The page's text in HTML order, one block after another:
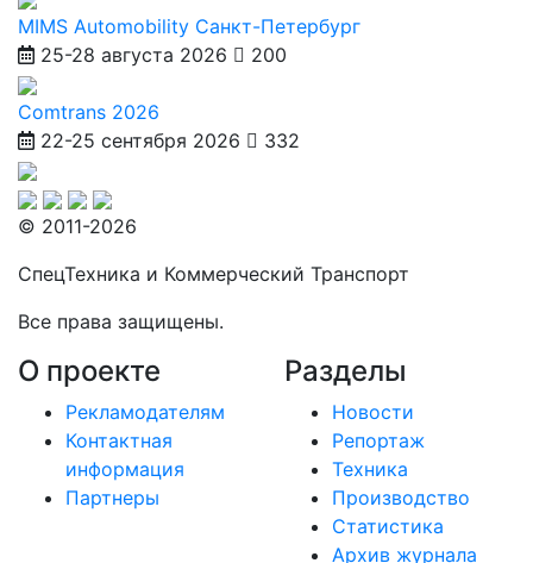
MIMS Automobility Санкт-Петербург
25-28 августа 2026
200
Comtrans 2026
22-25 сентября 2026
332
© 2011-2026
СпецТехника и Коммерческий Транспорт
Все права защищены.
О проекте
Рекламодателям
Контактная
информация
Партнеры
Разделы
Новости
Репортаж
Техника
Производство
Статистика
Архив журнала